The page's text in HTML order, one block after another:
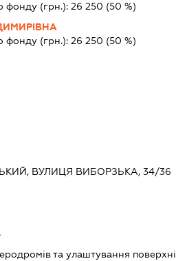
фонду (грн.):26 250 (50 %)
фонду (грн.):26 250 (50 %)
ВУЛИЦЯ ВИБОРЗЬКА, 34/36
та улаштування поверхні